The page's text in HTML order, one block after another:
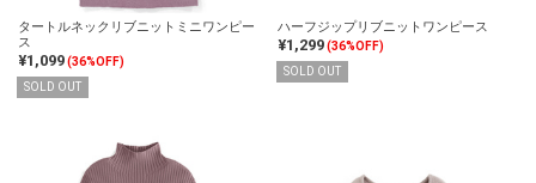
タートルネックリブニットミニワンピー
ス
¥1,099(36%OFF)
SOLD OUT
ハーフジップリブニットワンピース
¥1,299(36%OFF)
SOLD OUT